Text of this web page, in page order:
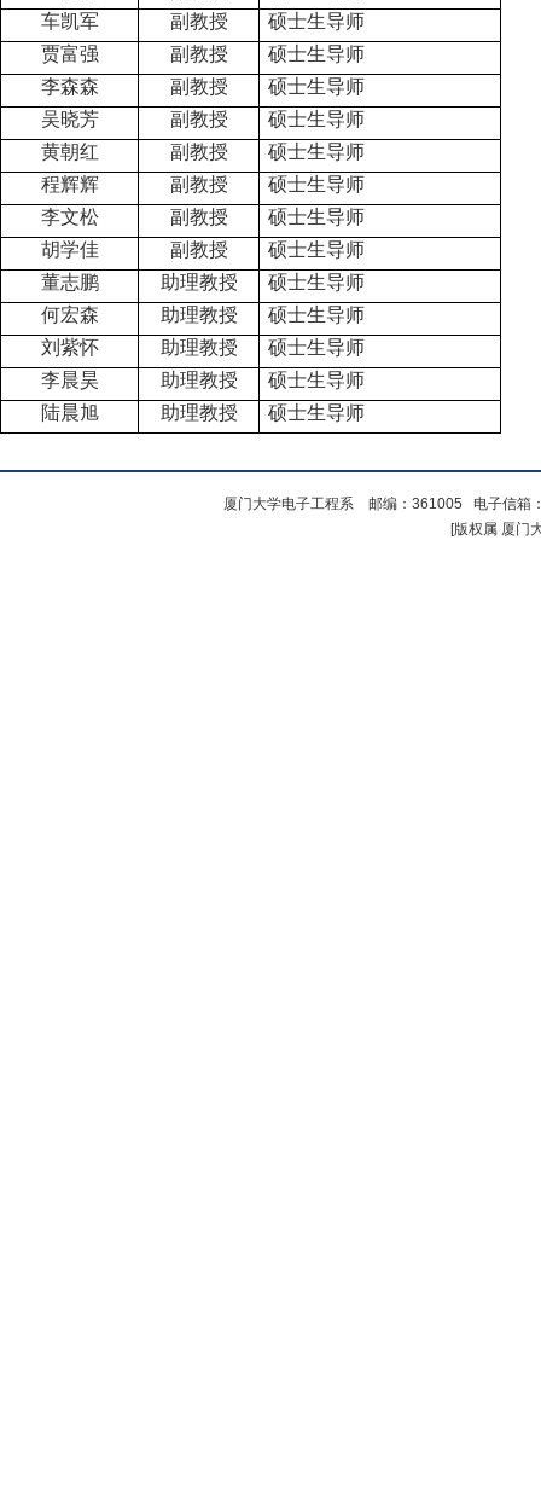
车凯军
副教授
硕士生导师
贾富强
副教授
硕士生导师
李森森
副教授
硕士生导师
吴晓芳
副教授
硕士生导师
黄朝红
副教授
硕士生导师
程辉辉
副教授
硕士生导师
李文松
副教授
硕士生导师
胡学佳
副教授
硕士生导师
董志鹏
助理教授
硕士生导师
何宏森
助理教授
硕士生导师
刘紫怀
助理教授
硕士生导师
李晨昊
助理教授
硕士生导师
陆晨旭
助理教授 硕士生导师
厦门大学电子工程系 邮编：361005 电子信箱
[版权属 厦门